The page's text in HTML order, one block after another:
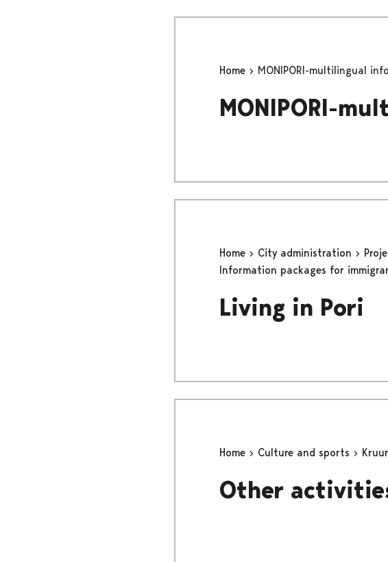
Home MONIPORI-multilingual info
MONIPORI-
Home City administration
Information packages for
Living in Pori
Home Culture and sports
Other